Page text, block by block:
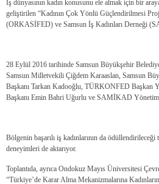
İş dünyasının kadın konusunu ele almak için bir
geliştirilen “Kadının Çok Yönlü Güçlendirilmesi
(ORKASİFED) ve Samsun İş Kadınları Derneği
28 Eylül 2016 tarihinde Samsun Büyükşehir
Samsun Milletvekili Çiğdem Karaaslan, Samsun
Başkanı Tarkan Kadooğlu, TÜRKONFED Başkan
Başkanı Emin Bahri Uğurlu ve SAMİKAD Yönetim
Bölgenin başarılı iş kadınlarının da ödüllendirileceği
deneyimleri de aktarıyor.
Toplantıda, ayrıca Ondokuz Mayıs Üniversitesi
“Türkiye’de Karar Alma Mekanizmalarına